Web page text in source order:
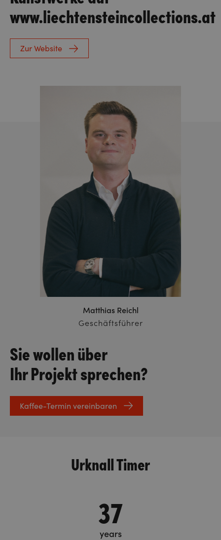
www.liechtensteincollections.at
Zur Website
Sie wollen über
Ihr Projekt sprechen?
Kaffee-Termin vereinbaren
Matthias Reichl
Geschäftsführer
Urknall Timer
37
years